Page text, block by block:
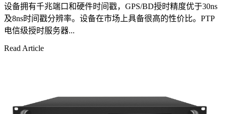
设备拥有千兆端口和硬件时间戳，GPS/BD授时精度优于30ns
及8ns时间戳分辨率。设备在市场上具备很高的性价比。PTP
电信级授时服务器...
Read Article